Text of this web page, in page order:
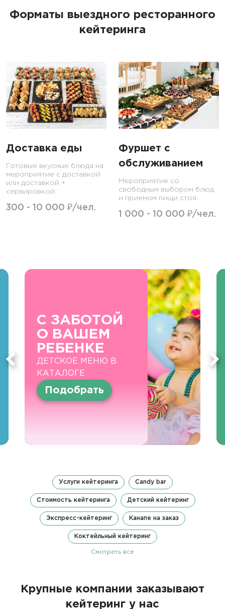
Форматы выездного ресторанного
кейтеринга
Доставка еды
Готовые вкусные блюда на
мероприятие с доставкой
или доставкой +
сервировкой.
300 - 10 000 ₽/чел.
Фуршет с
обслуживанием
Мероприятие со
свободным выбором блюд
и приемом пищи стоя.
1 000 - 10 000 ₽/чел.
С ЗАБОТОЙ
О ВАШЕМ
РЕБЕНКЕ
ДЕТСКОЕ МЕНЮ В
КАТАЛОГЕ
Подобрать
Услуги кейтеринга Candy bar
Стоимость кейтеринга Детский кейтеринг
Экспресс-кейтеринг Канапе на заказ
Коктейльный кейтеринг
Смотреть все
Крупные компании заказывают
кейтеринг у нас